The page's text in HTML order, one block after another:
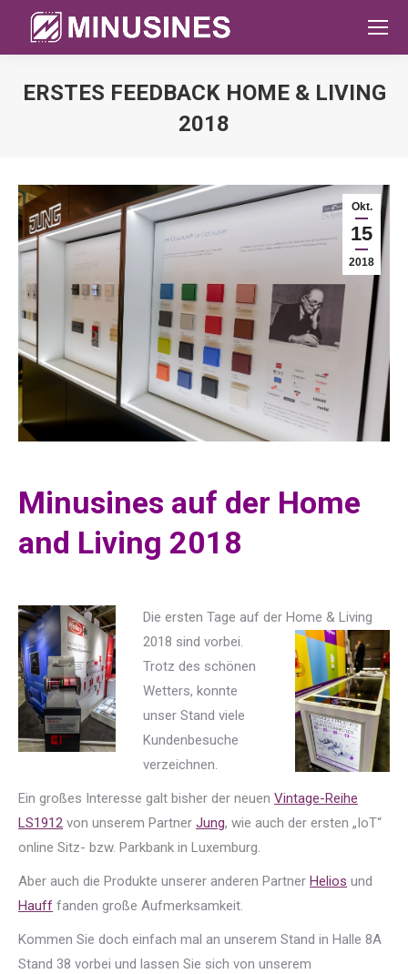
ERSTES FEEDBACK HOME & LIVING
2018
Okt.
15
2018
Minusines auf der Home
and Living 2018
Die ersten Tage auf der Home & Living
2018 sind vorbei.
Trotz des schönen
Wetters, konnte
unser Stand viele
Kundenbesuche
verzeichnen.
Ein großes Interesse galt bisher der neuen Vintage-Reihe
LS1912 von unserem Partner Jung, wie auch der ersten „IoT“
online Sitz- bzw. Parkbank in Luxemburg.
Aber auch die Produkte unserer anderen Partner Helios und
Hauff fanden große Aufmerksamkeit.
Kommen Sie doch einfach mal an unserem Stand in Halle 8A
Stand 38 vorbei und lassen Sie sich von unserem